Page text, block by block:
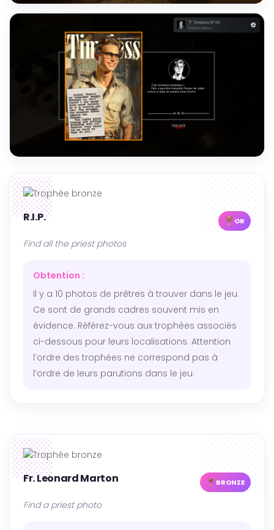
R.I.P. OR
Find all the priest photos
Obtention :
Il y a 10 photos de prêtres à trouver dans le jeu.
Ce sont de grands cadres souvent mis en
évidence. Référez-vous aux trophées associés
ci-dessous pour leurs localisations. Attention
l’ordre des trophées ne correspond pas à
l’ordre de leurs parutions dans le jeu.
Fr. Leonard Marton BRONZE
Find a priest photo